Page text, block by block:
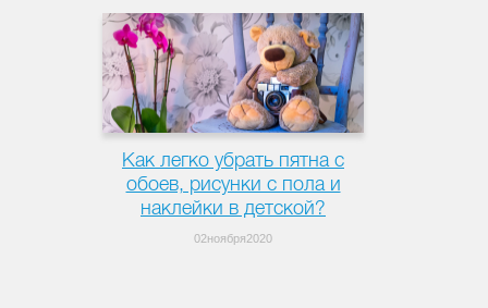
Как легко убрать пятна с
обоев, рисунки с пола и
наклейки в детской?
02ноября2020